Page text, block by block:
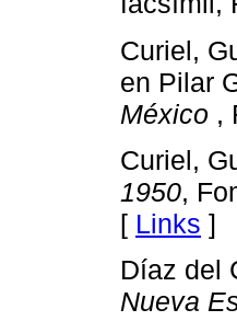
Curiel,
en Pilar
México ,
Curiel,
1950,
[ Links ]
Díaz del
Nueva